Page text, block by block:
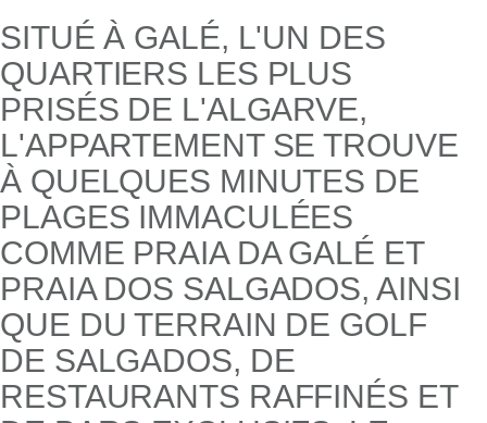
SITUÉ À GALÉ, L'UN DES
QUARTIERS LES PLUS
PRISÉS DE L'ALGARVE,
L'APPARTEMENT SE TROUVE
À QUELQUES MINUTES DE
PLAGES IMMACULÉES
COMME PRAIA DA GALÉ ET
PRAIA DOS SALGADOS, AINSI
QUE DU TERRAIN DE GOLF
DE SALGADOS, DE
RESTAURANTS RAFFINÉS ET